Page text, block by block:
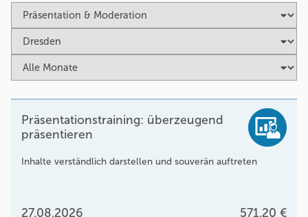
Präsentationstraining: überzeugend
präsentieren
Inhalte verständlich darstellen und souverän auftreten
27.08.2026 571,20 €